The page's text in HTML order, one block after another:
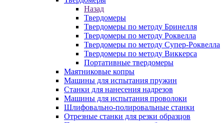
Назад
Твердомеры
Твердомеры по методу Бринелля
Твердомеры по методу Роквелла
Твердомеры по методу Супер-Роквелла
Твердомеры по методу Виккерса
Портативные твердомеры
Маятниковые копры
Машины для испытания пружин
Станки для нанесения надрезов
Машины для испытания проволоки
Шлифовально-полировальные станки
Отрезные станки для резки образцов